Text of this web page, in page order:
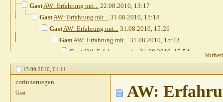
GastAW: Erfahrung mit... 22.08.2010, 13:17
GastAW: Erfahrung mit... 31.08.2010, 15:18
GastAW: Erfahrung mit... 31.08.2010, 15:26
GastAW: Erfahrung mit... 31.08.2010, 15:43
GastAW: Erfahrung mit...31.08.2010,15:54
GastAW: Erfahrung mit...03.09.2010,10:43
Divus07AW: Erfahrung mit...03.09.2010,11:15
AW: Erfahrung mit...03.09.2010,
Sibilla TeichertAW: Erfahrung mit...
13.09.2010, 01:11
corinnaruegen
Gast AW: